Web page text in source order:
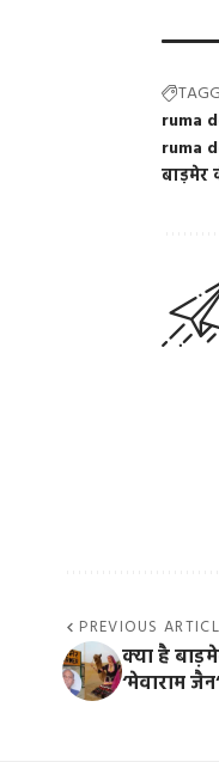
ruma
ruma
बाड़मेर
PREVIOUS
क्या है
‘मेवाराम जैन’